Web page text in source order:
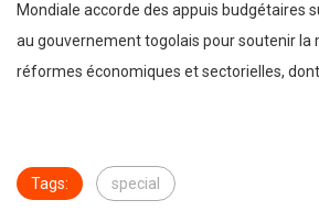
Mondiale accorde des appuis budgétaires
au gouvernement togolais pour soutenir la
réformes économiques et sectorielles, dont
Tags: special